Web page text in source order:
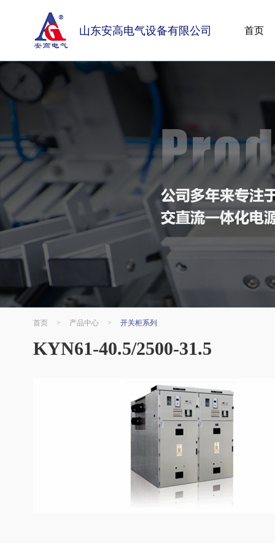
山东安高电气设备有限公司 首页
首页 > 产品中心 > 开关柜系列
KYN61-40.5/2500-31.5